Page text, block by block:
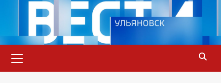
содержимому
меню